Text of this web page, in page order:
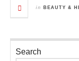
in BEAUTY &
Search